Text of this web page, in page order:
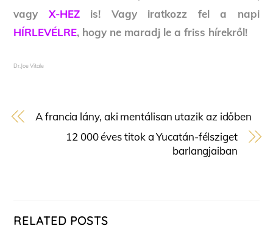
vagy X-HEZis! Vagy iratkozz fel a napi
HÍRLEVÉLRE, hogy ne maradj le a friss hírekről!
Dr.Joe Vitale
A francia lány, aki mentálisan utazik az időben
12 000 éves titok a Yucatán-félsziget
barlangjaiban
RELATED POSTS